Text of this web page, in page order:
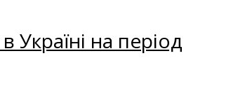
Україні на період